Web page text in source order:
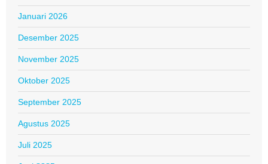
Januari 2026
Desember 2025
November 2025
Oktober 2025
September 2025
Agustus 2025
Juli 2025